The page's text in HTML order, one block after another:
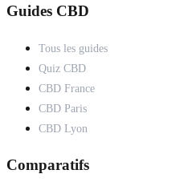
Guides CBD
Tous les guides
Quiz CBD
CBD France
CBD Paris
CBD Lyon
Comparatifs